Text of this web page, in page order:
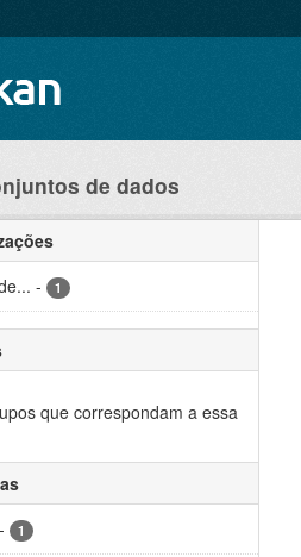
de dados
- 1
que correspondam a essa
- 1